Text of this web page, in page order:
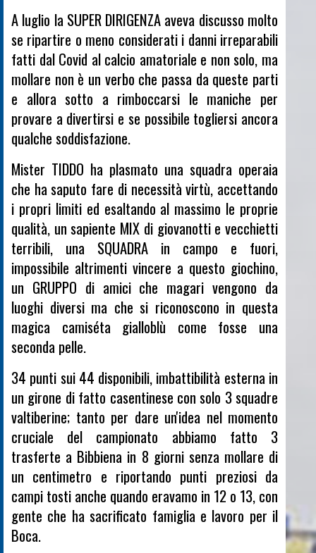
A luglio la SUPER DIRIGENZA aveva discusso molto
se ripartire o meno considerati i danni irreparabili
fatti dal Covid al calcio amatoriale e non solo, ma
mollare non è un verbo che passa da queste parti
e allora sotto a rimboccarsi le maniche per
provare a divertirsi e se possibile togliersi ancora
qualche soddisfazione.
Mister TIDDO ha plasmato una squadra operaia
che ha saputo fare di necessità virtù, accettando
i propri limiti ed esaltando al massimo le proprie
qualità, un sapiente MIX di giovanotti e vecchietti
terribili, una SQUADRA in campo e fuori,
impossibile altrimenti vincere a questo giochino,
un GRUPPO di amici che magari vengono da
luoghi diversi ma che si riconoscono in questa
magica camiséta gialloblù come fosse una
seconda pelle.
34 punti sui 44 disponibili, imbattibilità esterna in
un girone di fatto casentinese con solo 3 squadre
valtiberine; tanto per dare un'idea nel momento
cruciale del campionato abbiamo fatto 3
trasferte a Bibbiena in 8 giorni senza mollare di
un centimetro e riportando punti preziosi da
campi tosti anche quando eravamo in 12 o 13, con
gente che ha sacrificato famiglia e lavoro per il
Boca.